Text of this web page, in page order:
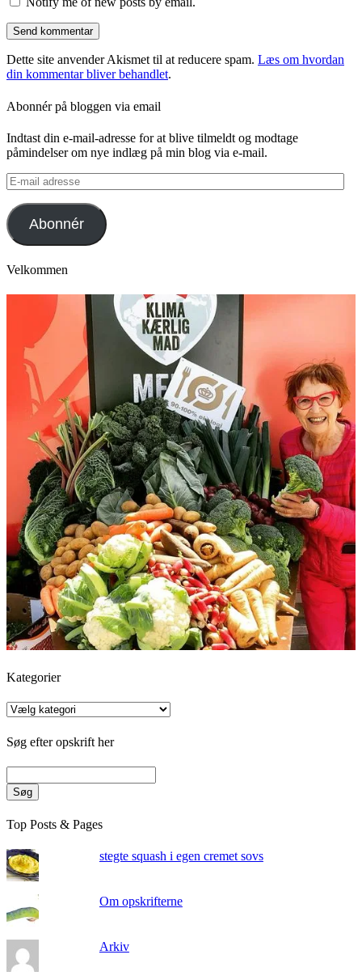
Dette site anvender Akismet til at reducere spam. Læs om hvordan
din kommentar bliver behandlet.
Abonnér på bloggen via email
Indtast din e-mail-adresse for at blive tilmeldt og modtage
påmindelser om nye indlæg på min blog via e-mail.
E-
mail
adresse
Abonnér
Velkommen
Kategorier
Kategorier
Søg efter opskrift her
Søg
Top Posts & Pages
stegte squash i egen cremet sovs
Om opskrifterne
Arkiv